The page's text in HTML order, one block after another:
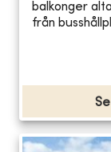
balkonger
från